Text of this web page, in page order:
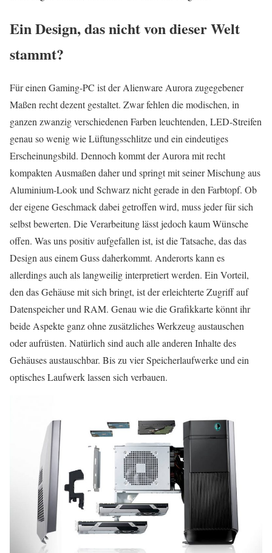
Ein Design, das nicht von dieser Welt
stammt?
Für einen Gaming-PC ist der Alienware Aurora zugegebener
Maßen recht dezent gestaltet. Zwar fehlen die modischen, in
ganzen zwanzig verschiedenen Farben leuchtenden, LED-Streifen
genau so wenig wie Lüftungsschlitze und ein eindeutiges
Erscheinungsbild. Dennoch kommt der Aurora mit recht
kompakten Ausmaßen daher und springt mit seiner Mischung aus
Aluminium-Look und Schwarz nicht gerade in den Farbtopf. Ob
der eigene Geschmack dabei getroffen wird, muss jeder für sich
selbst bewerten. Die Verarbeitung lässt jedoch kaum Wünsche
offen. Was uns positiv aufgefallen ist, ist die Tatsache, das das
Design aus einem Guss daherkommt. Anderorts kann es
allerdings auch als langweilig interpretiert werden. Ein Vorteil,
den das Gehäuse mit sich bringt, ist der erleichterte Zugriff auf
Datenspeicher und RAM. Genau wie die Grafikkarte könnt ihr
beide Aspekte ganz ohne zusätzliches Werkzeug austauschen
oder aufrüsten. Natürlich sind auch alle anderen Inhalte des
Gehäuses austauschbar. Bis zu vier Speicherlaufwerke und ein
optisches Laufwerk lassen sich verbauen.